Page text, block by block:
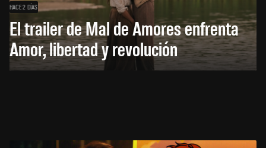
HACE 2 DÍAS
El trailer de Mal de Amores enfrenta
Amor, libertad y revolución